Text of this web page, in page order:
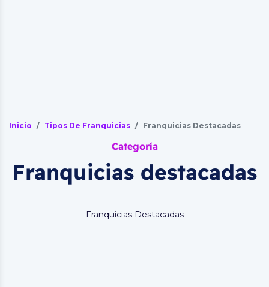
Inicio Tipos De Franquicias Franquicias Destacadas
Categoría
Franquicias destacadas
Franquicias Destacadas